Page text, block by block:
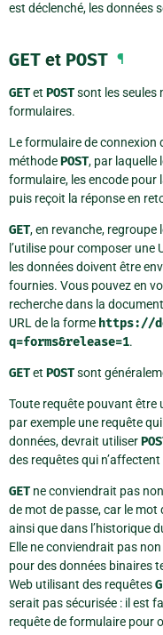
est déclenché, les données
GET et POST ¶
GETet POSTsont les seules
formulaires.
Le formulaire de connexion
méthodePOST, par laquelle
formulaire, les encode pour
puis reçoit la réponse en
GET, en revanche, regroupe
l’utilise pour composer une
les données doivent être
fournies. Vous pouvez en
recherche dans la
URL de la forme https://
q=forms&release=1.
GETet POSTsont
Toute requête pouvant être
par exemple une requête
données, devrait utiliser
des requêtes qui
GET ne conviendrait pas
de mot de passe, car le mot
ainsi que dans l’historique
Elle ne conviendrait pas
pour des données binaires
Web utilisant des requêtes
serait pas sécurisée : il est
requête de formulaire pour